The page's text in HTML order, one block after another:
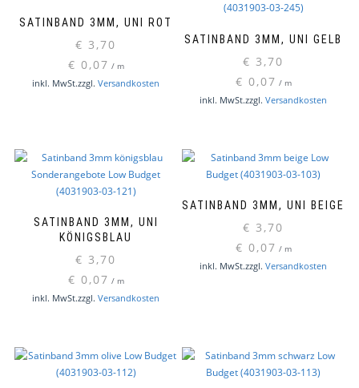
SATINBAND 3MM, UNI ROT
€ 3,70
€ 0,07 / m
inkl. MwSt.zzgl. Versandkosten
SATINBAND 3MM, UNI GELB
€ 3,70
€ 0,07 / m
inkl. MwSt.zzgl. Versandkosten
SATINBAND 3MM, UNI
KÖNIGSBLAU
€ 3,70
€ 0,07 / m
inkl. MwSt.zzgl. Versandkosten
SATINBAND 3MM, UNI BEIGE
€ 3,70
€ 0,07 / m
inkl. MwSt.zzgl. Versandkosten